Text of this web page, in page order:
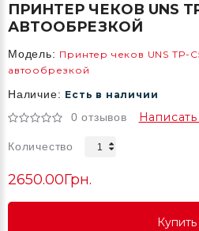
ПРИНТЕР ЧЕКОВ UNS
АВТООБРЕЗКОЙ
Модель: Принтер чеков UNS TP-
автообрезкой
Наличие: Есть в наличии
0 отзывов
Количество
2650.00Грн.
Купить
Купить